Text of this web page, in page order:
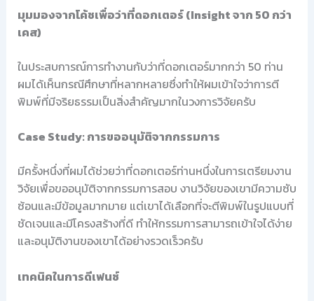
มุมมองจากโค้ชเพื่อว่าที่ดอกเตอร์ (Insight จาก 50 กว่า
เคส)
ในประสบการณ์การทำงานกับว่าที่ดอกเตอร์มากกว่า 50 ท่าน
ผมได้เห็นกรณีศึกษาที่หลากหลายซึ่งทำให้ผมเข้าใจว่าการตี
พิมพ์ที่มีจริยธรรมเป็นสิ่งสำคัญมากในวงการวิจัยครับ
Case Study: การขออนุมัติจากกรรมการ
มีครั้งหนึ่งที่ผมได้ช่วยว่าที่ดอกเตอร์ท่านหนึ่งในการเตรียมงาน
วิจัยเพื่อขออนุมัติจากกรรมการสอบ งานวิจัยของเขามีความซับ
ซ้อนและมีข้อมูลมากมาย แต่เขาได้เลือกที่จะตีพิมพ์ในรูปแบบที่
ชัดเจนและมีโครงสร้างที่ดี ทำให้กรรมการสามารถเข้าใจได้ง่าย
และอนุมัติงานของเขาได้อย่างรวดเร็วครับ
เทคนิคในการดีเฟนซ์